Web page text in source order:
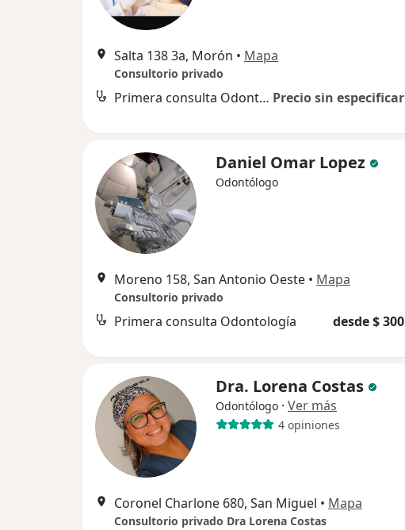
Salta 138 3a, Morón • Mapa
Consultorio privado
Primera consulta Odontología Precio sin especificar
Daniel Omar Lopez
Odontólogo
Moreno 158, San Antonio Oeste • Mapa
Consultorio privado
Primera consulta Odontología desde $ 300
Dra. Lorena Costas
Odontólogo · Ver más
4 opiniones
Coronel Charlone 680, San Miguel • Mapa
Consultorio privado Dra Lorena Costas